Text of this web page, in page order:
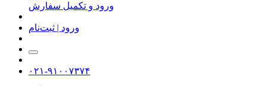
ورود و تکمیل سفارش
ورود | ثبت‌نام
۰۲۱-۹۱۰۰۷۳۷۴